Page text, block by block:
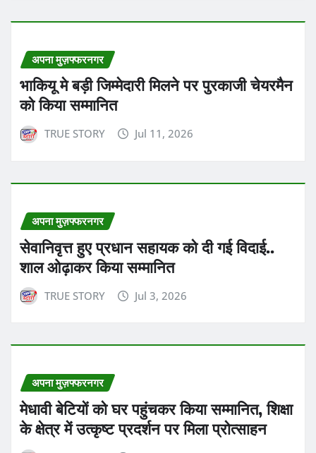
अपना मुज़फ्फरनगर
भाकियू मे बड़ी जिम्मेदारी मिलने पर पुरकाजी चेयरमैन
को किया सम्मानित
TRUE STORY Jul 11, 2026
अपना मुज़फ्फरनगर
सेवानिवृत्त हुए प्रधान सहायक को दी गई विदाई..
शाल ओढ़ाकर किया सम्मानित
TRUE STORY Jul 3, 2026
अपना मुज़फ्फरनगर
मेधावी बेटियों को घर पहुंचकर किया सम्मानित, शिक्षा
के क्षेत्र में उत्कृष्ट प्रदर्शन पर मिला प्रोत्साहन